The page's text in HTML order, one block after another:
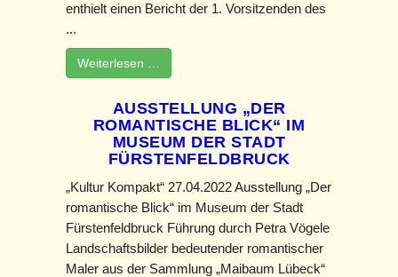
enthielt einen Bericht der 1. Vorsitzenden des
...
Weiterlesen …
AUSSTELLUNG „DER
ROMANTISCHE BLICK“ IM
MUSEUM DER STADT
FÜRSTENFELDBRUCK
„Kultur Kompakt“ 27.04.2022 Ausstellung „Der
romantische Blick“ im Museum der Stadt
Fürstenfeldbruck Führung durch Petra Vögele
Landschaftsbilder bedeutender romantischer
Maler aus der Sammlung „Maibaum Lübeck“